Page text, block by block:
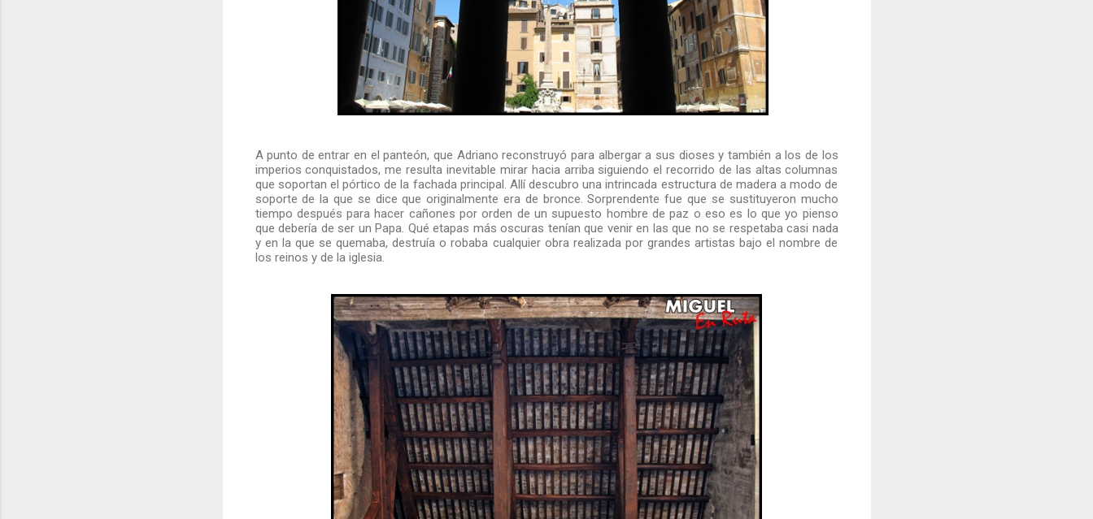
A punto de entrar en el panteón, que Adriano reconstruyó para albergar a sus dioses y también a los de los
imperios conquistados, me resulta inevitable mirar hacia arriba siguiendo el recorrido de las altas columnas
que soportan el pórtico de la fachada principal. Allí descubro una intrincada estructura de madera a modo de
soporte de la que se dice que originalmente era de bronce. Sorprendente fue que se sustituyeron mucho
tiempo después para hacer cañones por orden de un supuesto hombre de paz o eso es lo que yo pienso
que debería de ser un Papa. Qué etapas más oscuras tenían que venir en las que no se respetaba casi nada
y en la que se quemaba, destruía o robaba cualquier obra realizada por grandes artistas bajo el nombre de
los reinos y de la iglesia.